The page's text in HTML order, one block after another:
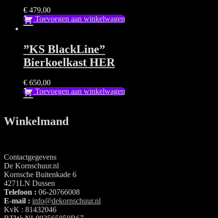
€ 479,00
Toevoegen aan winkelwagen
”KS BlackLine”
Bierkoelkast HER
€ 650,00
Toevoegen aan winkelwagen
Winkelmand
Contactgegevens
De Kornschuur.nl
Kornsche Buitenkade 6
4271LN Dussen
Telefoon : 06-20766008
E-mail : info@dekornschuur.nl
KvK : 81432046